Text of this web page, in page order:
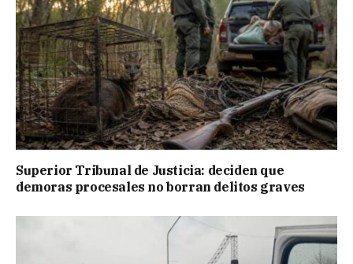
Superior Tribunal de Justicia: deciden que
demoras procesales no borran delitos graves